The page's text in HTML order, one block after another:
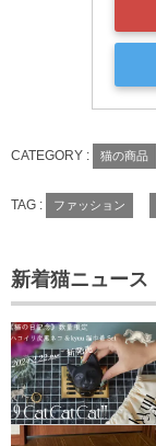
CATEGORY : 猫の商品
TAG : ファッション
新着猫ニュース